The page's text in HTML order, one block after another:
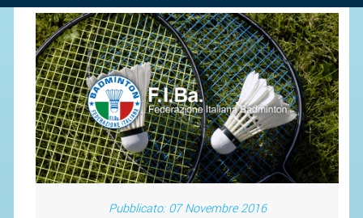
Pubblicato: 07 Novembre 2016
ORGANI TERRITORIALI
SOCIETÀ SPORTIVE
CARTE FEDERALI
ATTI UFFICIALI
TUTELA DELLA SALUTE -
ANTIDOPING
COMUNICAZIONE E MARKETING